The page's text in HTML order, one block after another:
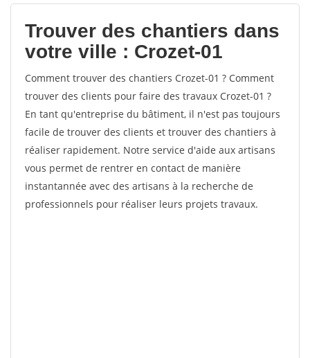
votes
Trouver des chantiers dans
votre ville : Crozet-01
Comment trouver des chantiers Crozet-01 ? Comment
trouver des clients pour faire des travaux Crozet-01 ?
En tant qu'entreprise du bâtiment, il n'est pas toujours
facile de trouver des clients et trouver des chantiers à
réaliser rapidement. Notre service d'aide aux artisans
vous permet de rentrer en contact de manière
instantannée avec des artisans à la recherche de
professionnels pour réaliser leurs projets travaux.